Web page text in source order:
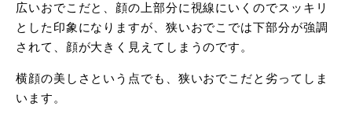
広いおでこだと、顔の上部分に視線にいくのでスッキリ
とした印象になりますが、狭いおでこでは下部分が強調
されて、顔が大きく見えてしまうのです。
横顔の美しさという点でも、狭いおでこだと劣ってしま
います。